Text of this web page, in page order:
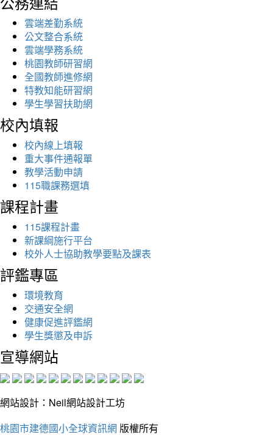
雲端差勤系統
公文整合系統
雲端學務系統
桃園教師研習網
全國教師進修網
特教知能研習網
學生學習扶助網
校內填報
校內線上填報
重大事件通報單
教學活動申請
115職課務選填
課程計畫
115課程計畫
新課綱施行平台
校外人士協助教學要點及課表
評鑑專區
環境教育
交通安全網
健康促進評鑑網
學生獎懲及申訴
宣導網站
網站設計：Neil網站設計工坊
桃園市建德國小全球資訊網 版權所有